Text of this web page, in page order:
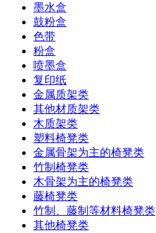
墨水盒
鼓粉盒
色带
粉盒
喷墨盒
复印纸
金属质架类
其他材质架类
木质架类
塑料椅凳类
金属骨架为主的椅凳类
竹制椅凳类
木骨架为主的椅凳类
藤椅凳类
竹制、藤制等材料椅凳类
其他椅凳类